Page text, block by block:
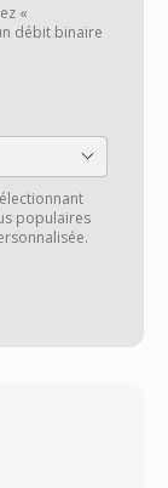
«
débit binaire
populaires